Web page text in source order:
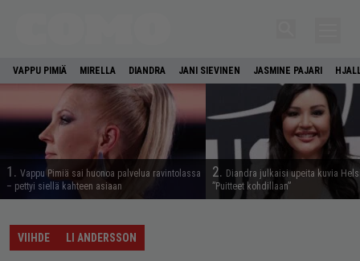
VAPPU PIMIÄ MIRELLA DIANDRA JANI SIEVINEN JASMINE PAJARI
1. Vappu Pimiä sai huonoa palvelua ravintolassa
– pettyi siellä kahteen asiaan
2. Diandra julkaisi upeita kuvia
”Puitteet kohdillaan”
VIIHDE LI ANDERSSON